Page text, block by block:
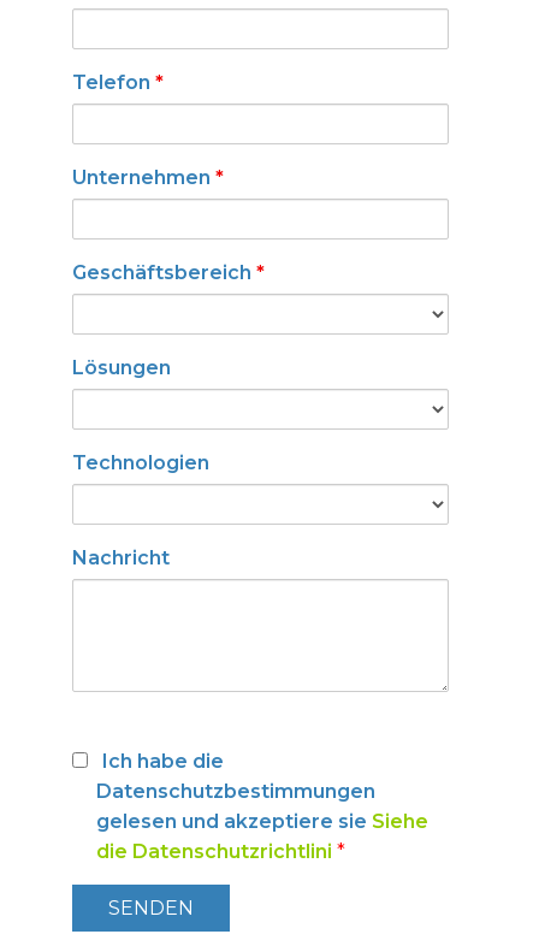
Telefon *
Unternehmen *
Geschäftsbereich *
Lösungen
Technologien
Nachricht
Ich habe die
Datenschutzbestimmungen
gelesen und akzeptiere sie Siehe
die Datenschutzrichtlini *